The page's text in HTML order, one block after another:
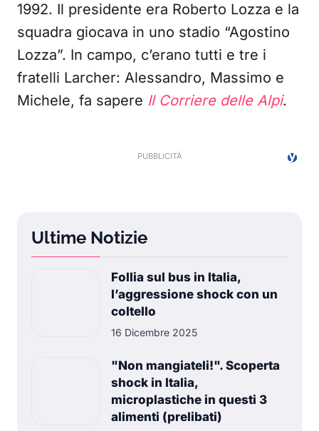
1992. Il presidente era Roberto Lozza e la
squadra giocava in uno stadio “Agostino
Lozza”. In campo, c’erano tutti e tre i
fratelli Larcher: Alessandro, Massimo e
Michele, fa sapere Il Corriere delle Alpi.
Ultime Notizie
Follia sul bus in Italia,
l’aggressione shock con un
coltello
16 Dicembre 2025
"Non mangiateli!". Scoperta
shock in Italia,
microplastiche in questi 3
alimenti (prelibati)